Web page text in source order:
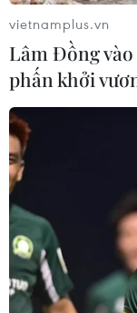
vietnamplus.vn
Lâm Đồng
phấn khởi